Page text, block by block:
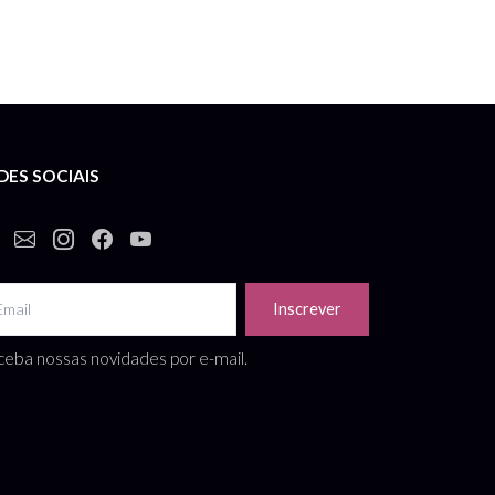
SOCIAIS
Inscrever
nossas novidades por e-mail.